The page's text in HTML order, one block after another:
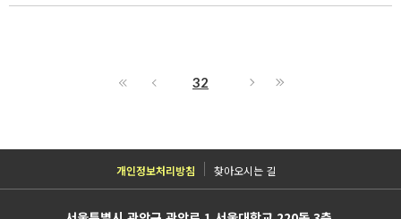
32
개인정보처리방침 찾아오시는 길